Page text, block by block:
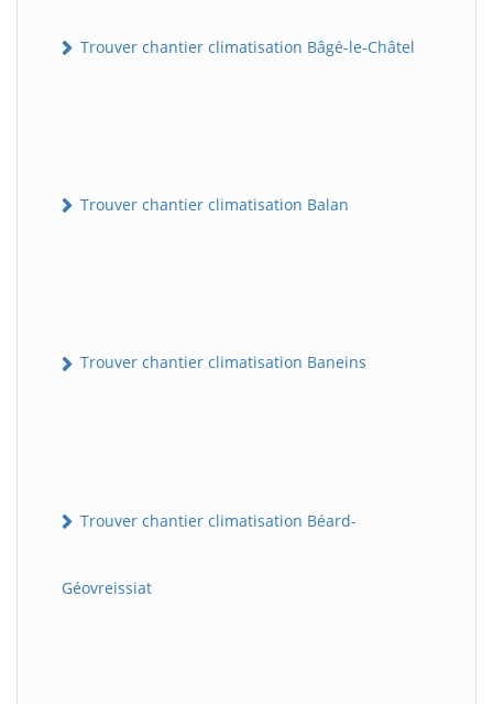
Trouver chantier climatisation Bâgé-le-Châtel
Trouver chantier climatisation Balan
Trouver chantier climatisation Baneins
Trouver chantier climatisation Béard-
Géovreissiat